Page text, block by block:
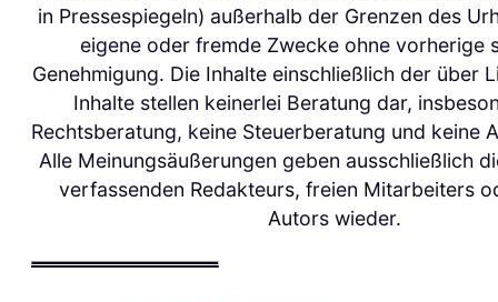
in Pressespiegeln) außerhalb der Grenzen des
eigene oder fremde Zwecke ohne vorherige
Genehmigung. Die Inhalte einschließlich der über
Inhalte stellen keinerlei Beratung dar,
Rechtsberatung, keine Steuerberatung und keine
Alle Meinungsäußerungen geben ausschließlich
verfassenden Redakteurs, freien Mitarbeiters
Autors wieder.